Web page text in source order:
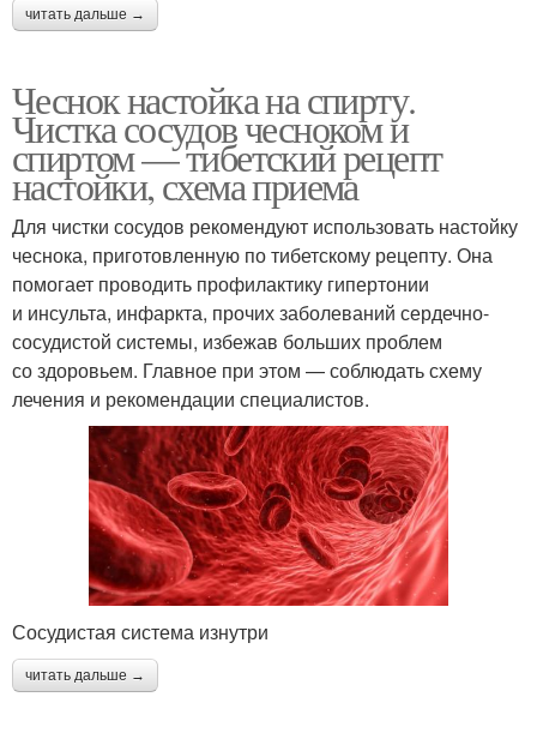
читать дальше →
Чеснок настойка на спирту.
Чистка сосудов чесноком и
спиртом — тибетский рецепт
настойки, схема приема
Для чистки сосудов рекомендуют использовать настойку
чеснока, приготовленную по тибетскому рецепту. Она
помогает проводить профилактику гипертонии
и инсульта, инфаркта, прочих заболеваний сердечно-
сосудистой системы, избежав больших проблем
со здоровьем. Главное при этом — соблюдать схему
лечения и рекомендации специалистов.
Сосудистая система изнутри
читать дальше →